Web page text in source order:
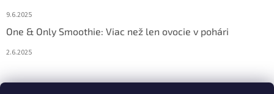
9.6.2025
One & Only Smoothie: Viac než len ovocie v pohári
2.6.2025